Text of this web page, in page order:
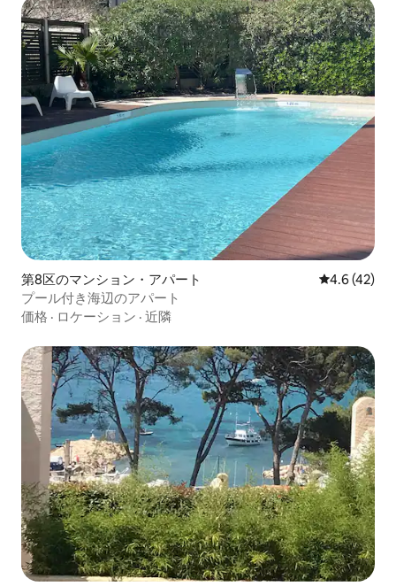
第8区のマンション・アパート レビュー42
4.6 (42)
プール付き海辺のアパート
価格 · ロケーション · 近隣